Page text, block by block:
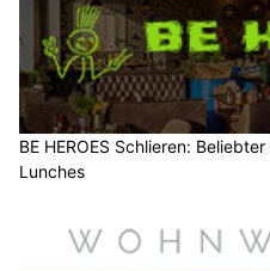
BE HEROES Schlieren:
Lunches